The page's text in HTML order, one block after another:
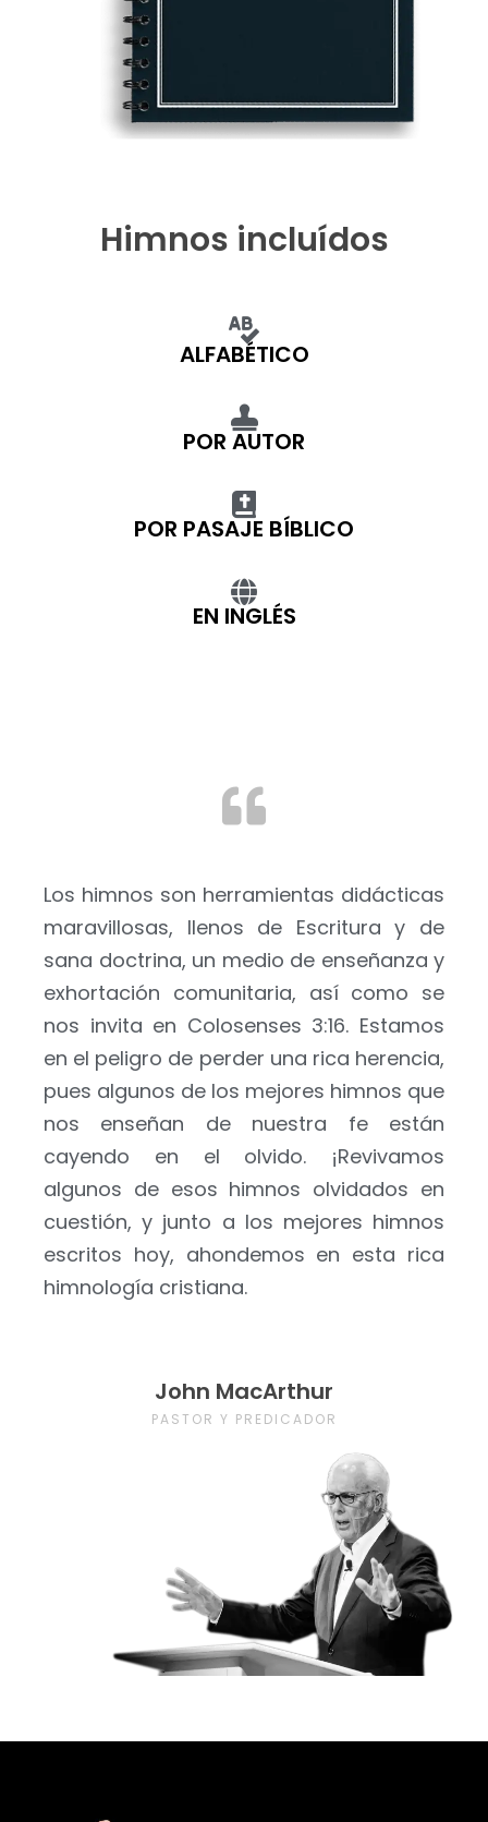
Himnos incluídos
ALFABÉTICO
POR AUTOR
POR PASAJE BÍBLICO
EN INGLÉS
Los himnos son herramientas didácticas
maravillosas, llenos de Escritura y de
sana doctrina, un medio de enseñanza y
exhortación comunitaria, así como se
nos invita en Colosenses 3:16. Estamos
en el peligro de perder una rica herencia,
pues algunos de los mejores himnos que
nos enseñan de nuestra fe están
cayendo en el olvido. ¡Revivamos
algunos de esos himnos olvidados en
cuestión, y junto a los mejores himnos
escritos hoy, ahondemos en esta rica
himnología cristiana.
John MacArthur
PASTOR Y PREDICADOR